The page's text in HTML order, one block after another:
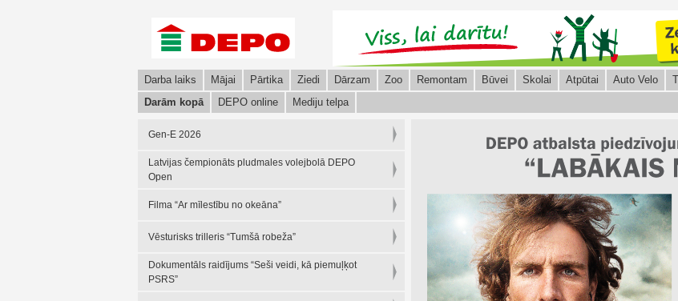
Darba laiks Mājai Pārtika Ziedi Dārzam Zoo Remontam Būvei Skolai Atpūtai Auto Velo
Darām kopā
DEPO online Mediju telpa
Gen-E 2026
Latvijas čempionāts pludmales volejbolā DEPO
Open
Filma “Ar mīlestību no okeāna”
Vēsturisks trilleris “Tumšā robeža”
Dokumentāls raidījums “Seši veidi, kā piemuļķot
PSRS”